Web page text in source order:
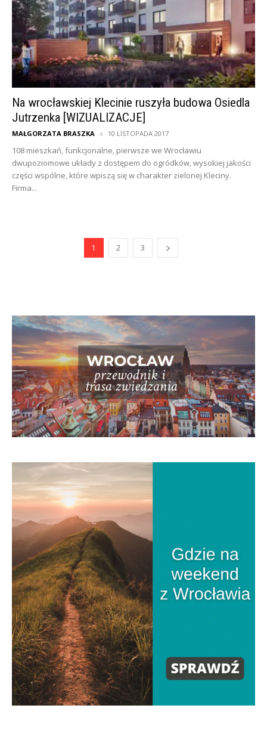
Na wrocławskiej Klecinie ruszyła budowa Osiedla
Jutrzenka [WIZUALIZACJE]
MAŁGORZATA BRASZKA 10 LISTOPADA 2017
108 mieszkań, funkcjonalne, pierwsze we Wrocławiu
dwupoziomowe układy z dostępem do ogródków, wysokiej jakości
części wspólne, które wpiszą się w charakter zielonej Kleciny.
Firma...
1 2 3